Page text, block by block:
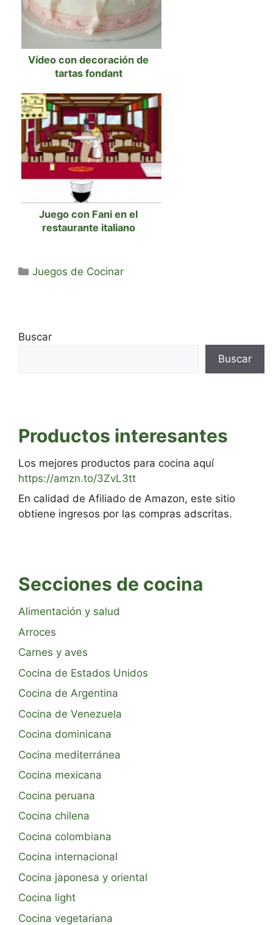
Vídeo con decoración de
tartas fondant
Juego con Fani en el
restaurante italiano
Categorías
Juegos de Cocinar
Buscar
Buscar
Productos interesantes
Los mejores productos para cocina aquí
https://amzn.to/3ZvL3tt
En calidad de Afiliado de Amazon, este sitio
obtiene ingresos por las compras adscritas.
Secciones de cocina
Alimentación y salud
Arroces
Carnes y aves
Cocina de Estados Unidos
Cocina de Argentina
Cocina de Venezuela
Cocina dominicana
Cocina mediterránea
Cocina mexicana
Cocina peruana
Cocina chilena
Cocina colombiana
Cocina internacional
Cocina japonesa y oriental
Cocina light
Cocina vegetariana